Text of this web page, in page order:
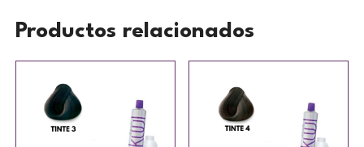
Productos relacionados